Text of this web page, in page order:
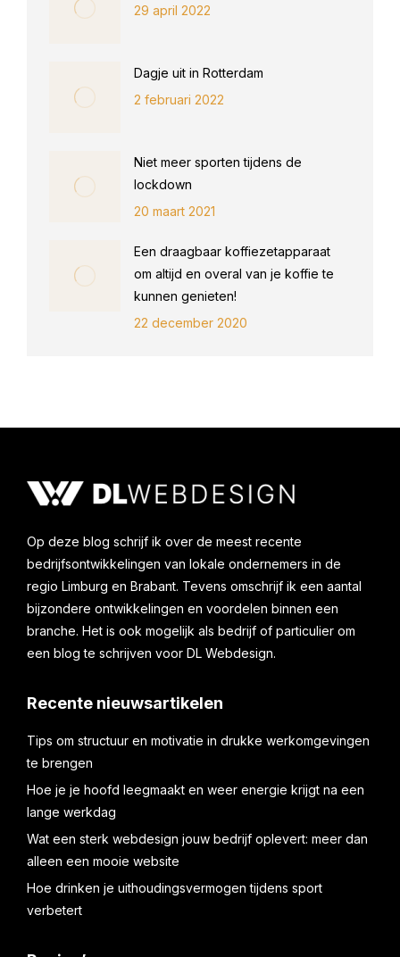
29 april 2022
Dagje uit in Rotterdam
2 februari 2022
Niet meer sporten tijdens de
lockdown
20 maart 2021
Een draagbaar koffiezetapparaat
om altijd en overal van je koffie te
kunnen genieten!
22 december 2020
Op deze blog schrijf ik over de meest recente
bedrijfsontwikkelingen van lokale ondernemers in de
regio Limburg en Brabant. Tevens omschrijf ik een aantal
bijzondere ontwikkelingen en voordelen binnen een
branche. Het is ook mogelijk als bedrijf of particulier om
een blog te schrijven voor DL Webdesign.
Recente nieuwsartikelen
Tips om structuur en motivatie in drukke werkomgevingen
te brengen
Hoe je je hoofd leegmaakt en weer energie krijgt na een
lange werkdag
Wat een sterk webdesign jouw bedrijf oplevert: meer dan
alleen een mooie website
Hoe drinken je uithoudingsvermogen tijdens sport
verbetert